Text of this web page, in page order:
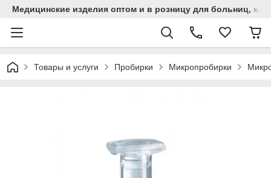
Медицинские изделия оптом и в розницу для больниц,
Товары и услуги Пробирки Микропробирки